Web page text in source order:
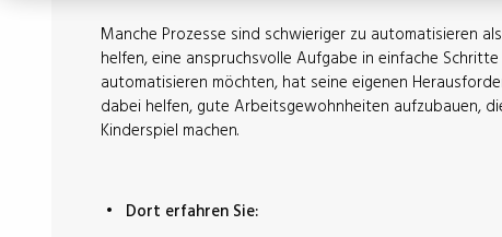
Manche Prozesse sind schwieriger zu automatisieren
helfen, eine anspruchsvolle Aufgabe in einfache
automatisieren möchten, hat seine eigenen
dabei helfen, gute Arbeitsgewohnheiten aufzubauen,
Kinderspiel machen.
Dort erfahren Sie: